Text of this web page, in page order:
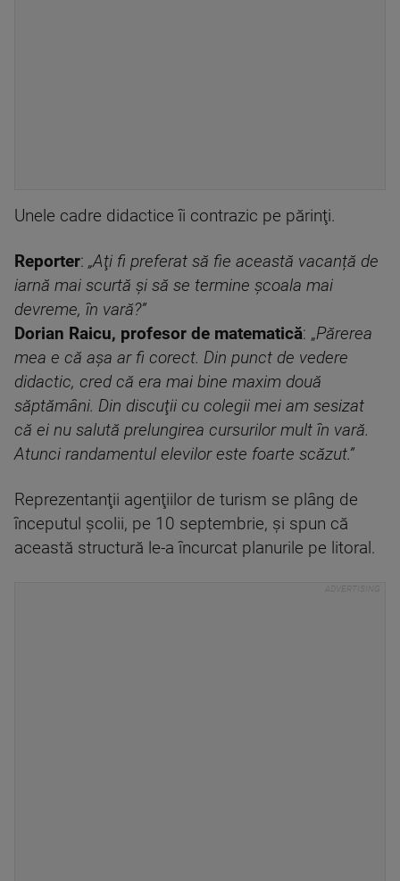
Unele cadre didactice îi contrazic pe părinţi.
Reporter: „Aţi fi preferat să fie această vacanță de
iarnă mai scurtă şi să se termine şcoala mai
devreme, în vară?”
Dorian Raicu, profesor de matematică: „Părerea
mea e că aşa ar fi corect. Din punct de vedere
didactic, cred că era mai bine maxim două
săptămâni. Din discuţii cu colegii mei am sesizat
că ei nu salută prelungirea cursurilor mult în vară.
Atunci randamentul elevilor este foarte scăzut.”
Reprezentanţii agenţiilor de turism se plâng de
începutul şcolii, pe 10 septembrie, şi spun că
această structură le-a încurcat planurile pe litoral.